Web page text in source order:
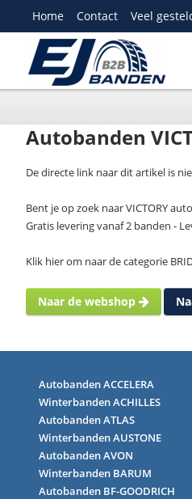
Home Contact Veel
Autobanden
De directe link naar dit artikel is
Bent je op zoek naar VICTORY
Gratis levering vanaf 2 banden -
Klik hier om naar de categorie
Naar de webshop
Autobanden ACCELERA
Winterbanden ACHILLES
Autobanden ATLAS
Winterbanden AUSTONE
Autobanden AVON
Winterbanden BARUM
Autobanden BF-GOODRICH